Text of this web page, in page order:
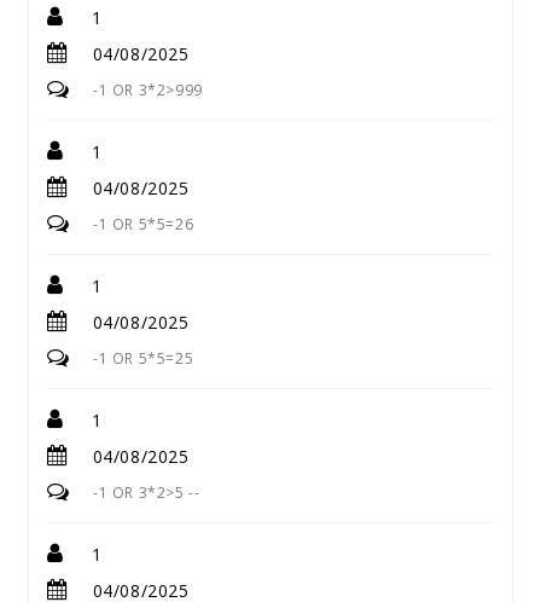
1
04/08/2025
-1 OR 3*2>999
1
04/08/2025
-1 OR 5*5=26
1
04/08/2025
-1 OR 5*5=25
1
04/08/2025
-1 OR 3*2>5 --
1
04/08/2025